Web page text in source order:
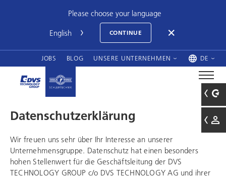
Please choose your language
CONTINUE
JOBS BLOG UNSERE UNTERNEHMEN DE
Datenschutzerklärung
Wir freuen uns sehr über Ihr Interesse an unserer
Unternehmensgruppe. Datenschutz hat einen besonders
hohen Stellenwert für die Geschäftsleitung der DVS
TECHNOLOGY GROUP c/o DVS TECHNOLOGY AG und ihrer